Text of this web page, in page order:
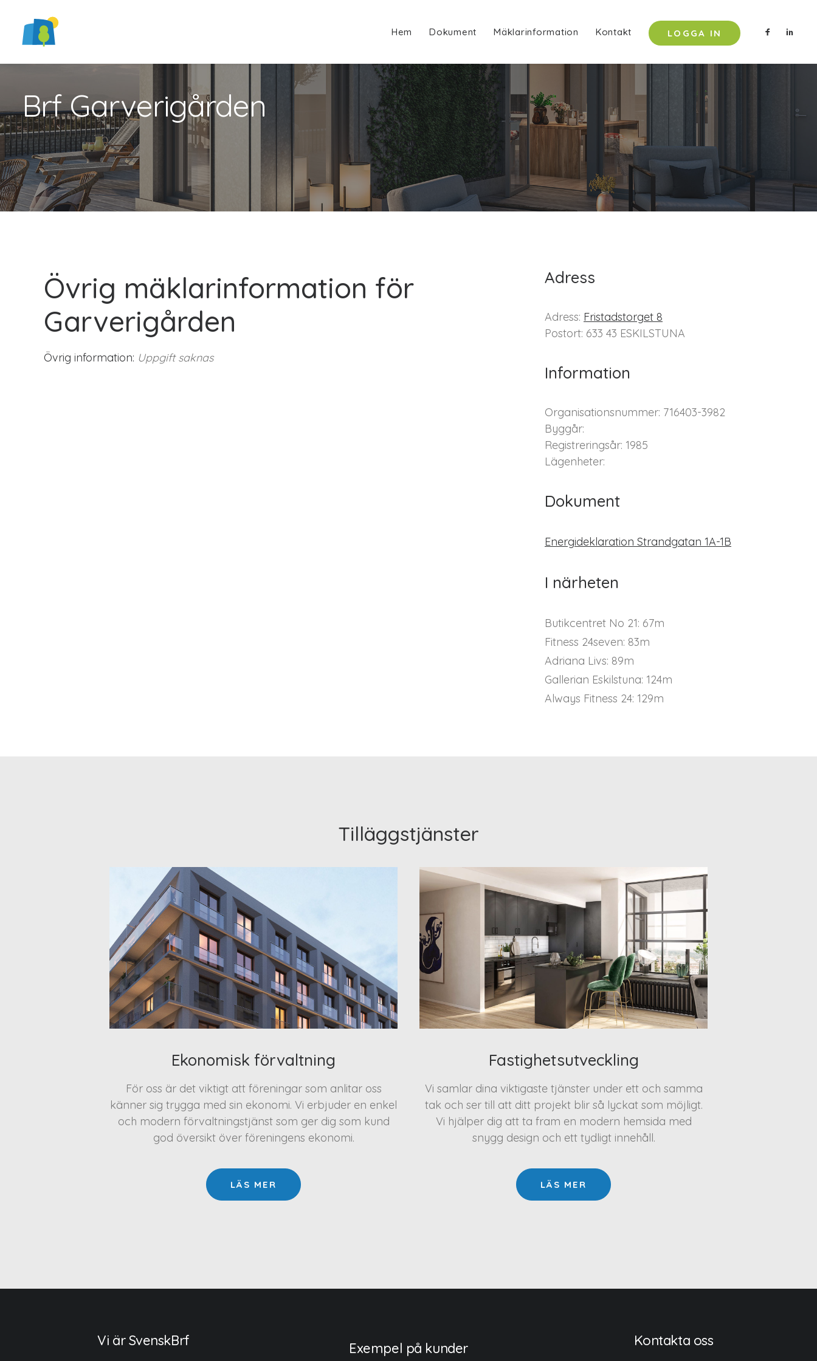
Hem Dokument Mäklarinformation Kontakt LOGGA IN
Brf Garverigården
Övrig mäklarinformation för
Garverigården
Övrig information: Uppgift saknas
Adress
Adress: Fristadstorget 8
Postort: 633 43 ESKILSTUNA
Information
Organisationsnummer: 716403-3982
Byggår:
Registreringsår: 1985
Lägenheter:
Dokument
Energideklaration Strandgatan 1A-1B
I närheten
Butikcentret No 21: 67m
Fitness 24seven: 83m
Adriana Livs: 89m
Gallerian Eskilstuna: 124m
Always Fitness 24: 129m
Tilläggstjänster
Ekonomisk förvaltning
För oss är det viktigt att föreningar som anlitar oss
känner sig trygga med sin ekonomi. Vi erbjuder en enkel
och modern förvaltningstjänst som ger dig som kund
god översikt över föreningens ekonomi.
LÄS MER
Fastighetsutveckling
Vi samlar dina viktigaste tjänster under ett och samma
tak och ser till att ditt projekt blir så lyckat som möjligt.
Vi hjälper dig att ta fram en modern hemsida med
snygg design och ett tydligt innehåll.
LÄS MER
Vi är SvenskBrf Exempel på kunder Kontakta oss